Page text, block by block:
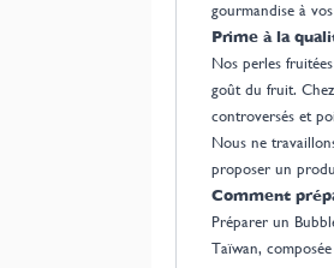
gourmandise à vos
Prime à la
Nos perles
goût du fruit.
controversés et
Nous ne
proposer un
Comment
Préparer un
Taïwan,